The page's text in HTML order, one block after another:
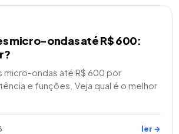
micro-ondas até R$ 600:
micro-ondas até R$ 600 por
e funções. Veja qual é o melhor
ler →